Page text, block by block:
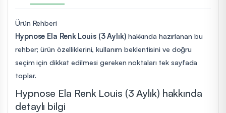
Ürün Rehberi
Hypnose Ela Renk Louis (3 Aylık) hakkında hazırlanan bu
rehber; ürün özelliklerini, kullanım beklentisini ve doğru
seçim için dikkat edilmesi gereken noktaları tek sayfada
toplar.
Hypnose Ela Renk Louis (3 Aylık) hakkında
detaylı bilgi